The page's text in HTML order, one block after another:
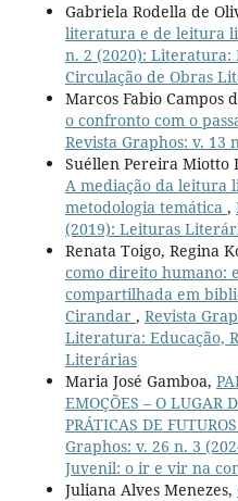
Gabriela Rodella de
literatura e de leitura
n. 2 (2020): Literatura:
Circulação de Obras
Marcos Fabio Campos
o confronto com o
Revista Graphos: v. 13
Suéllen Pereira Miotto
A mediação da leitura
metodologia temática ,
(2019): Leituras
Renata Toigo, Regina
como direito humano:
compartilhada em
Cirandar , Revista
Literatura: Educação,
Literárias
Maria José Gamboa,
EMOÇÕES – O LUGAR
PRÁTICAS DE
Graphos: v. 26 n. 3
Juvenil: o ir e vir na
Juliana Alves Menezes,